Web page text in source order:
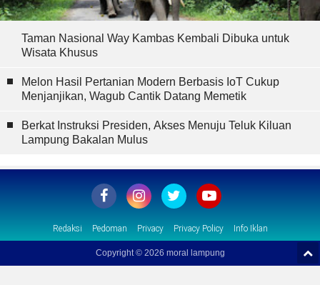
Taman Nasional Way Kambas Kembali Dibuka untuk
Wisata Khusus
Melon Hasil Pertanian Modern Berbasis IoT Cukup
Menjanjikan, Wagub Cantik Datang Memetik
Berkat Instruksi Presiden, Akses Menuju Teluk Kiluan
Lampung Bakalan Mulus
Redaksi Pedoman Privacy Privacy Policy Info Iklan
Copyright © 2026 moral lampung